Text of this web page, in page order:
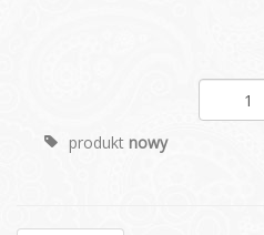
produkt nowy